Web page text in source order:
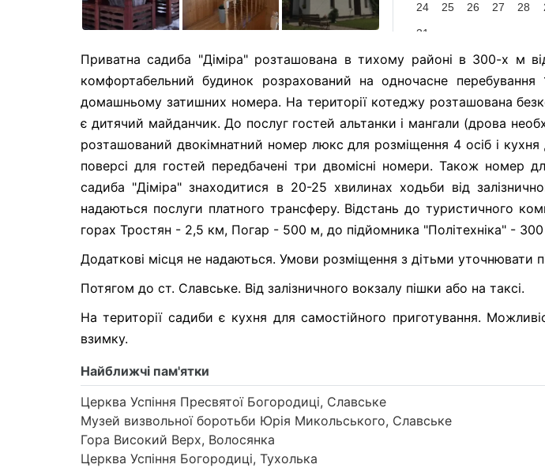
24 25 26 27 28
31
Приватна садиба "Діміра" розташована в тихому районі в 300-х м
комфортабельний будинок розрахований на одночасне
домашньому затишних номера. На території котеджу розташована
є дитячий майданчик. До послуг гостей альтанки і мангали (дрова
розташований двокімнатний номер люкс для розміщення 4 осіб і
поверсі для гостей передбачені три двомісні номери. Також номер
садиба "Діміра" знаходитися в 20-25 хвилинах ходьби від
надаються послуги платного трансферу. Відстань до туристичного
горах Тростян - 2,5 км, Погар - 500 м, до підйомника "Політехніка" -
Додаткові місця не надаються. Умови розміщення з дітьми уточнювати
Потягом до ст. Славське. Від залізничного вокзалу пішки або на таксі.
На території садиби є кухня для самостійного приготування.
взимку.
Найближчі пам'ятки
Церква Успіння Пресвятої Богородиці, Славське
Музей визвольної боротьби Юрія Микольського, Славське
Гора Високий Верх, Волосянка
Церква Успіння Богородиці, Тухолька